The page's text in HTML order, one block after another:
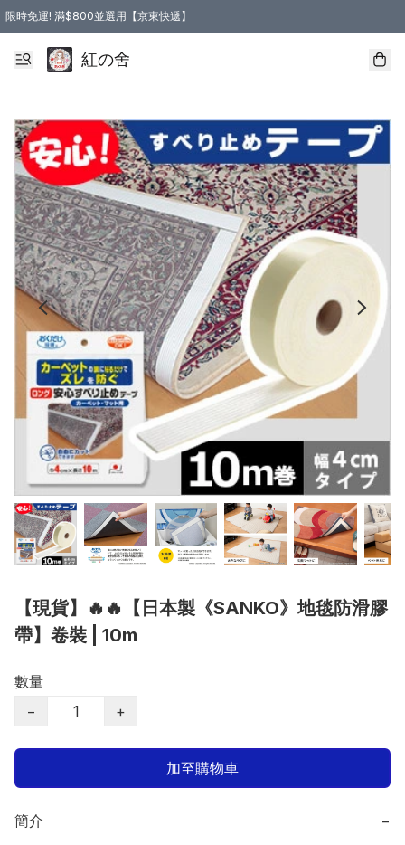
限時免運! 滿$800並選用【京東快遞】
紅の舍
【現貨】🔥🔥【日本製《SANKO》地毯防滑膠
帶】卷裝 | 10m
數量
−
+
加至購物車
簡介 −